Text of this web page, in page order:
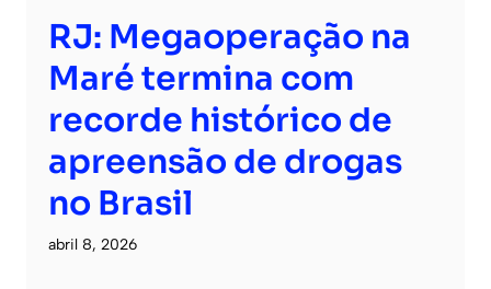
RJ: Megaoperação na
Maré termina com
recorde histórico de
apreensão de drogas
no Brasil
abril 8, 2026